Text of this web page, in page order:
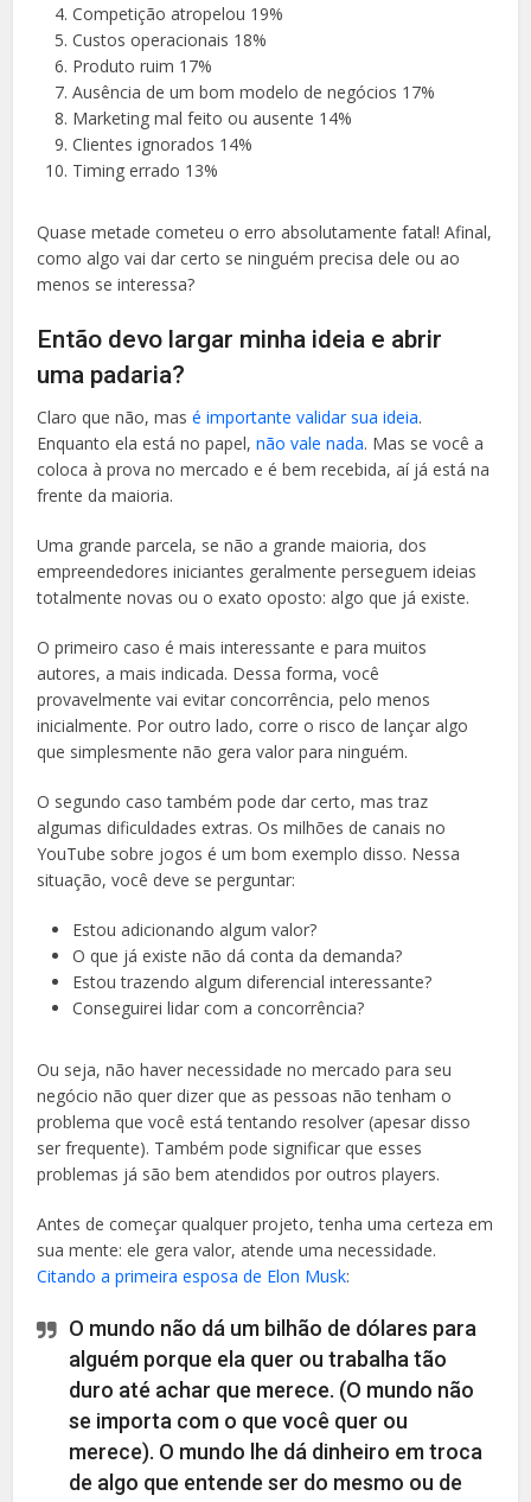
Competição atropelou 19%
Custos operacionais 18%
Produto ruim 17%
Ausência de um bom modelo de negócios 17%
Marketing mal feito ou ausente 14%
Clientes ignorados 14%
Timing errado 13%
Quase metade cometeu o erro absolutamente fatal! Afinal,
como algo vai dar certo se ninguém precisa dele ou ao
menos se interessa?
Então devo largar minha ideia e abrir
uma padaria?
Claro que não, masé importante validar sua ideia.
Enquanto ela está no papel,não vale nada. Mas se você a
coloca à prova no mercado e é bem recebida, aí já está na
frente da maioria.
Uma grande parcela, se não a grande maioria, dos
empreendedores iniciantes geralmente perseguem ideias
totalmente novas ou o exato oposto: algo que já existe.
O primeiro caso é mais interessante e para muitos
autores, a mais indicada. Dessa forma, você
provavelmente vai evitar concorrência, pelo menos
inicialmente. Por outro lado, corre o risco de lançar algo
que simplesmente não gera valor para ninguém.
O segundo caso também pode dar certo, mas traz
algumas dificuldades extras. Os milhões de canais no
YouTube sobre jogos é um bom exemplo disso. Nessa
situação, você deve se perguntar:
Estou adicionando algum valor?
O que já existe não dá conta da demanda?
Estou trazendo algum diferencial interessante?
Conseguirei lidar com a concorrência?
Ou seja, não haver necessidade no mercado para seu
negócio não quer dizer que as pessoas não tenham o
problema que você está tentando resolver (apesar disso
ser frequente). Também pode significar que esses
problemas já são bem atendidos por outros players.
Antes de começar qualquer projeto, tenha uma certeza em
sua mente: ele gera valor, atende uma necessidade.
Citando a primeira esposa de Elon Musk:
O mundo não dá um bilhão de dólares para
alguém porque ela quer ou trabalha tão
duro até achar que merece. (O mundo não
se importa com o que você quer ou
merece). O mundo lhe dá dinheiro em troca
de algo que entende ser do mesmo ou de